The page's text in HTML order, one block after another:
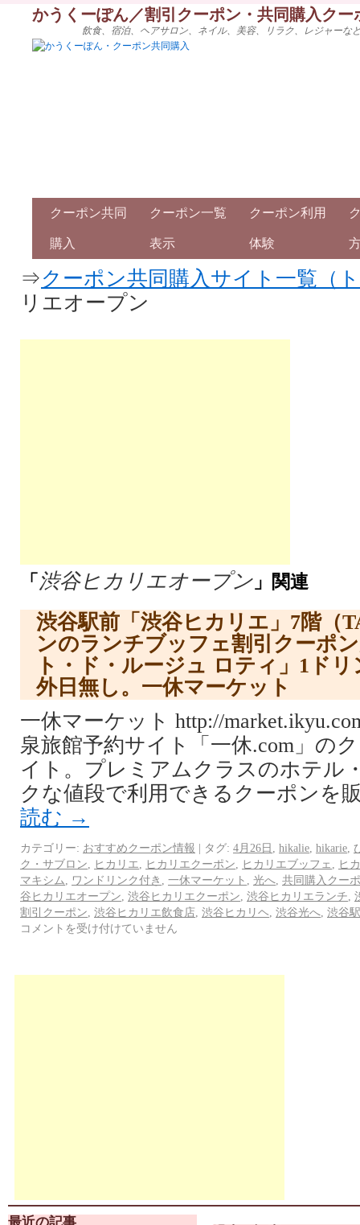
かうくーぽん／割引クーポン・共同購入ク
飲食、宿泊、ヘアサロン、ネイル、美容、リラク、レジャー
クーポン共同
購入
クーポン一覧
表示
クーポン利用
体験
⇒クーポン共同購入サイト一覧（
リエオープン
「 渋谷ヒカリエオープン 」関連
渋谷駅前「渋谷ヒカリエ」7階（
ンのランチブッフェ割引クーポ
ト・ド・ルージュ ロティ」1ド
外日無し。一休マーケット
一休マーケット http://
泉旅館予約サイト「一休.com」の
イト。プレミアムクラスのホテル
クな値段で利用できるクーポンを
読む →
カテゴリー: おすすめクーポン情報 | タグ: 4月26日 hikalie hikarie
ク・サブロン
ヒカリエ ヒカリエクーポン ヒカリエブッフェ
ヒ
マキシム
ワンドリンク付き 一休マーケット 光へ 共同購入クー
谷ヒカリエオープン 渋谷ヒカリエクーポン 渋谷ヒカリエランチ
割引クーポン 渋谷ヒカリエ飲食店 渋谷ヒカリヘ 渋谷光へ 渋谷駅
コメントを受け付けていません